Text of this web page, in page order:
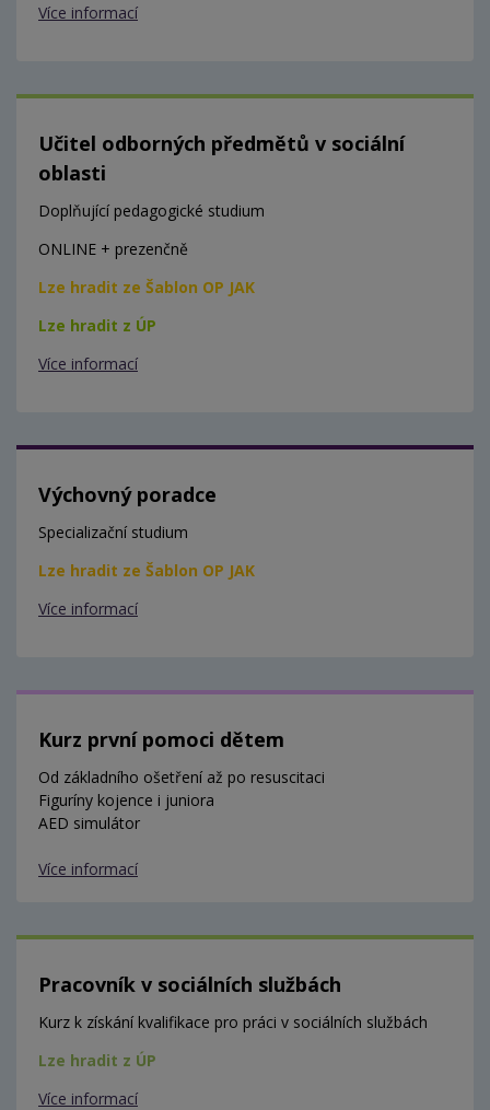
Více informací
Učitel odborných předmětů v sociální
oblasti
Doplňující pedagogické studium
ONLINE + prezenčně
Lze hradit ze Šablon OP JAK
Lze hradit z ÚP
Více informací
Výchovný poradce
Specializační studium
Lze hradit ze Šablon OP JAK
Více informací
Kurz první pomoci dětem
Od základního ošetření až po resuscitaci
Figuríny kojence i juniora
AED simulátor
Více informací
Pracovník v sociálních službách
Kurz k získání kvalifikace pro práci v sociálních službách
Lze hradit z ÚP
Více informací